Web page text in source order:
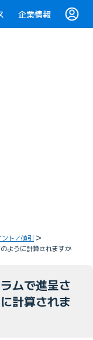
企業情報
ト／値引
ように計算されますか
ムで進呈さ
計算されま